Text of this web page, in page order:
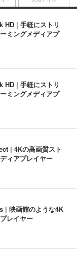
HD | 手軽にストリ
ミングメディアプ
HD | 手軽にストリ
ミングメディアプ
| 4Kの高画質スト
ィアプレイヤー
映画館のような4K
レイヤー